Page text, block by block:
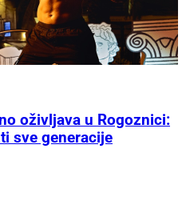
oživljava u Rogoznici:
sve generacije